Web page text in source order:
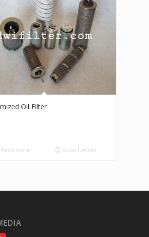
Oil Filter
Read more Show Details